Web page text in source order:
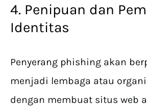
4. Penipuan dan
Identitas
Penyerang phishing akan
menjadi lembaga atau
dengan membuat situs web